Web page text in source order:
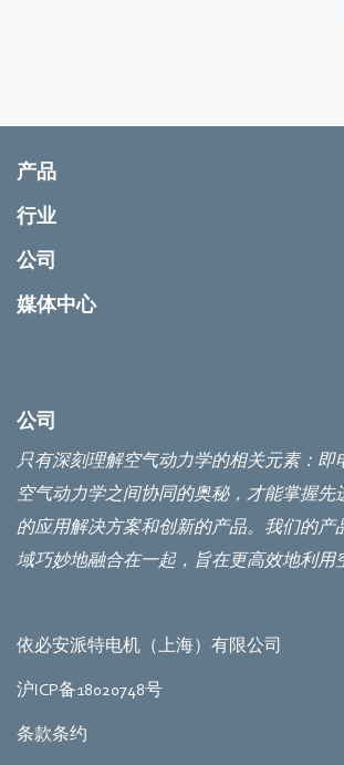
产品
行业
公司
媒体中心
公司
只有深刻理解空气动力学的相关元素：即
空气动力学之间协同的奥秘，才能掌握先
的应用解决方案和创新的产品。我们的产
域巧妙地融合在一起，旨在更高效地利用
依必安派特电机（上海）有限公司
沪ICP备18020748号
条款条约